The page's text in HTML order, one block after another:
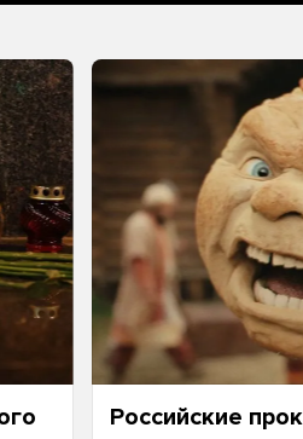
Российские